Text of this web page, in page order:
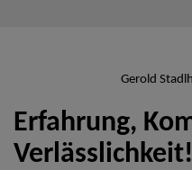
Gerold
Erfahrung,
Verlässlichkeit!